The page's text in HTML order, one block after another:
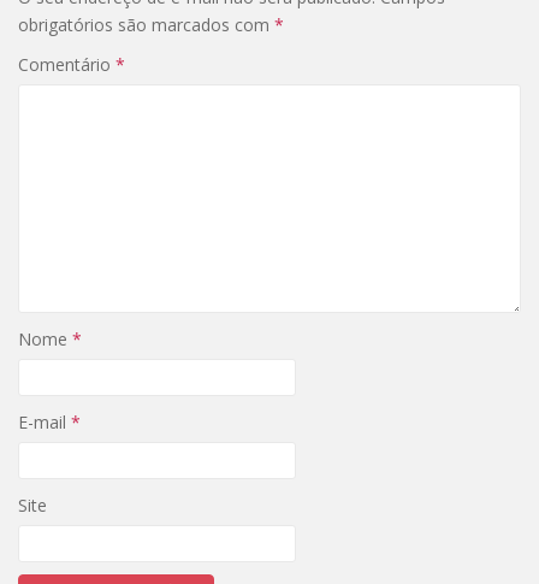
obrigatórios são marcados com *
Comentário *
Nome *
E-mail *
Site